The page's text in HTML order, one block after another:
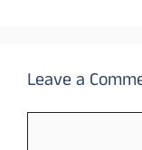
Leave a